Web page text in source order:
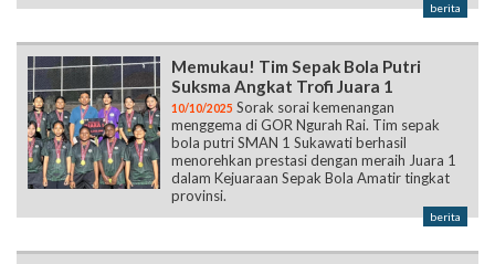
berita
Memukau! Tim Sepak Bola Putri
Suksma Angkat Trofi Juara 1
10/10/2025 Sorak sorai kemenangan
menggema di GOR Ngurah Rai. Tim sepak
bola putri SMAN 1 Sukawati berhasil
menorehkan prestasi dengan meraih Juara 1
dalam Kejuaraan Sepak Bola Amatir tingkat
provinsi.
berita